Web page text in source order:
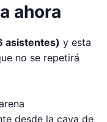
ahora
asistentes) y esta
no se repetirá
desde la cava de